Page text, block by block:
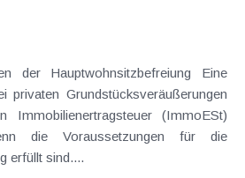
der Hauptwohnsitzbefreiung Eine
privaten Grundstücksveräußerungen
Immobilienertragsteuer (ImmoESt)
die Voraussetzungen für die
erfüllt sind....